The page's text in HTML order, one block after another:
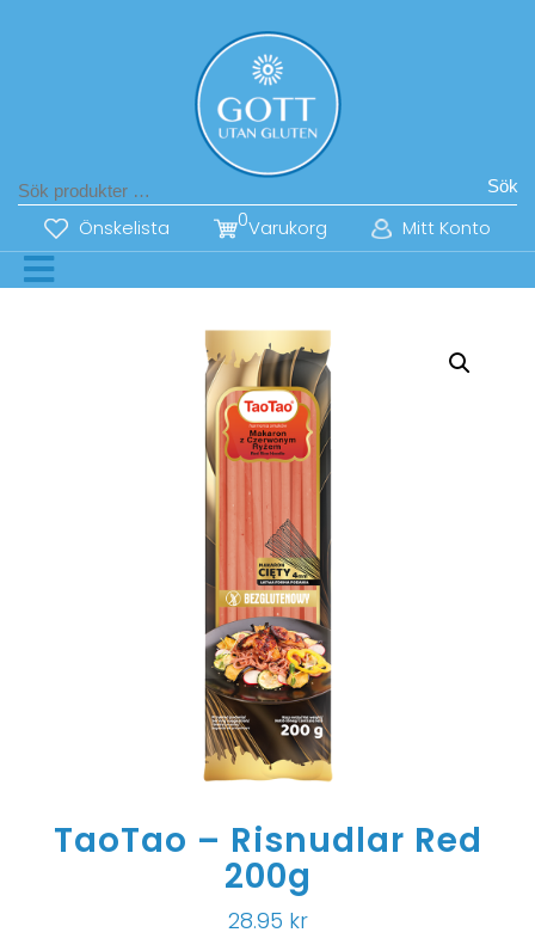
Sök
Önskelista Varukorg
0 Mitt Konto
TaoTao – Risnudlar Red
200g
28.95 kr